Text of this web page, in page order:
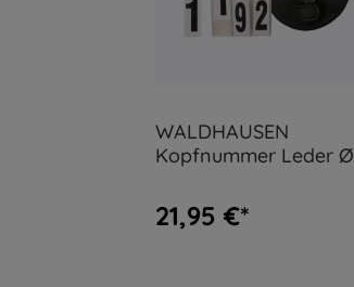
WALDHAUSEN
Kopfnummer Leder Ø
21,95 €*